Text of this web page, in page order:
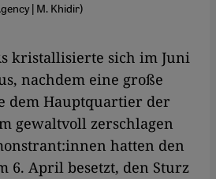
| M. Khidir)
kristallisierte sich im Juni
nachdem eine große
dem Hauptquartier der
gewaltvoll zerschlagen
hatten den
6. April besetzt, den Sturz